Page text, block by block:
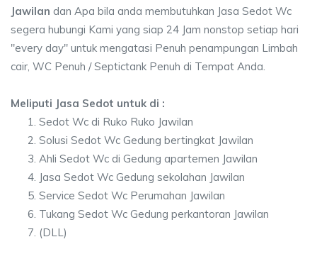
Jawilan dan Apa bila anda membutuhkan Jasa Sedot Wc
segera hubungi Kami yang siap 24 Jam nonstop setiap hari
"every day" untuk mengatasi Penuh penampungan Limbah
cair, WC Penuh / Septictank Penuh di Tempat Anda.
Meliputi Jasa Sedot untuk di :
Sedot Wc di Ruko Ruko Jawilan
Solusi Sedot Wc Gedung bertingkat Jawilan
Ahli Sedot Wc di Gedung apartemen Jawilan
Jasa Sedot Wc Gedung sekolahan Jawilan
Service Sedot Wc Perumahan Jawilan
Tukang Sedot Wc Gedung perkantoran Jawilan
(DLL)